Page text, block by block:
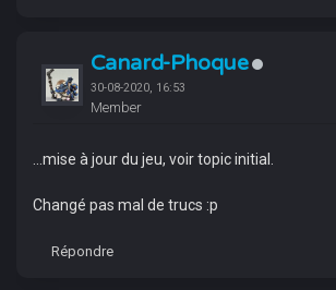
Canard-Phoque
30-08-2020, 16:53
Member
...mise à jour du jeu, voir topic initial.
Changé pas mal de trucs :p
Répondre